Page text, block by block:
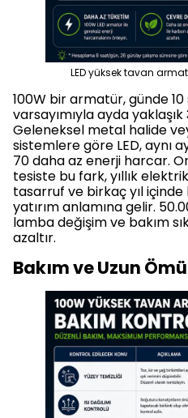
LED yüksek tavan
100W bir armatür, günde
varsayımıyla ayda
Geleneksel metal halide
sistemlere göre LED, aynı
70 daha az enerji harcar.
tesiste bu fark, yıllık
tasarruf ve birkaç yıl
yatırım anlamına gelir.
lamba değişim ve bakım
azaltır.
Bakım ve Uzun